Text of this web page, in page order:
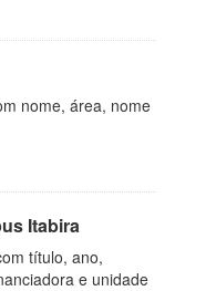
nome, área, nome
Itabira
título, ano,
e unidade